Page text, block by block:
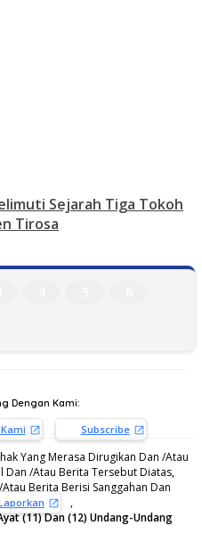
Sejarah Tiga Tokoh
Tirosa
Dengan Kami:
Subscribe
Yang Merasa Dirugikan Dan /Atau
Dan /Atau Berita Tersebut Diatas,
Berita Berisi Sanggahan Dan
,
(11) Dan (12) Undang-Undang